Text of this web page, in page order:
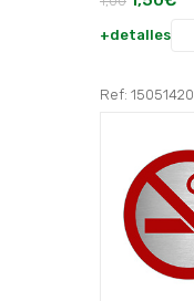
+detalles
Ref: 15051420